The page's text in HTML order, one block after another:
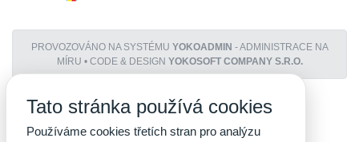
PROVOZOVÁNO NA SYSTÉMU YOKOADMIN - ADMINISTRACE NA
MÍRU • CODE & DESIGN YOKOSOFT COMPANY S.R.O.
Tato stránka používá cookies
Používáme cookies třetích stran pro analýzu